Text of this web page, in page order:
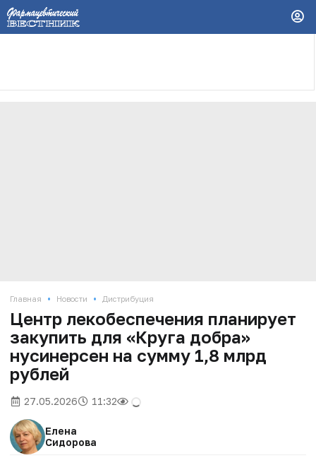
Главная • Новости • Дистрибуция
Центр лекобеспечения планирует
закупить для «Круга добра»
нусинерсен на сумму 1,8 млрд
рублей
27.05.2026 11:32
Елена
Сидорова